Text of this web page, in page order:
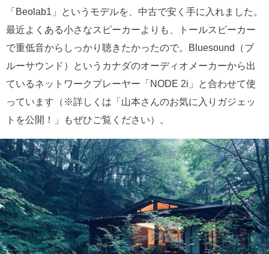
「Beolab1」というモデルを、中古で安く手に入れました。
最近よくある小さなスピーカーよりも、トールスピーカー
で重低音からしっかり聴きたかったので。Bluesound（ブ
ルーサウンド）というカナダのオーディオメーカーから出
ているネットワークプレーヤー「NODE 2i」と合わせて使
っています（※詳しくは「山本さんのお気に入りガジェッ
トを公開！」もぜひご覧ください）。